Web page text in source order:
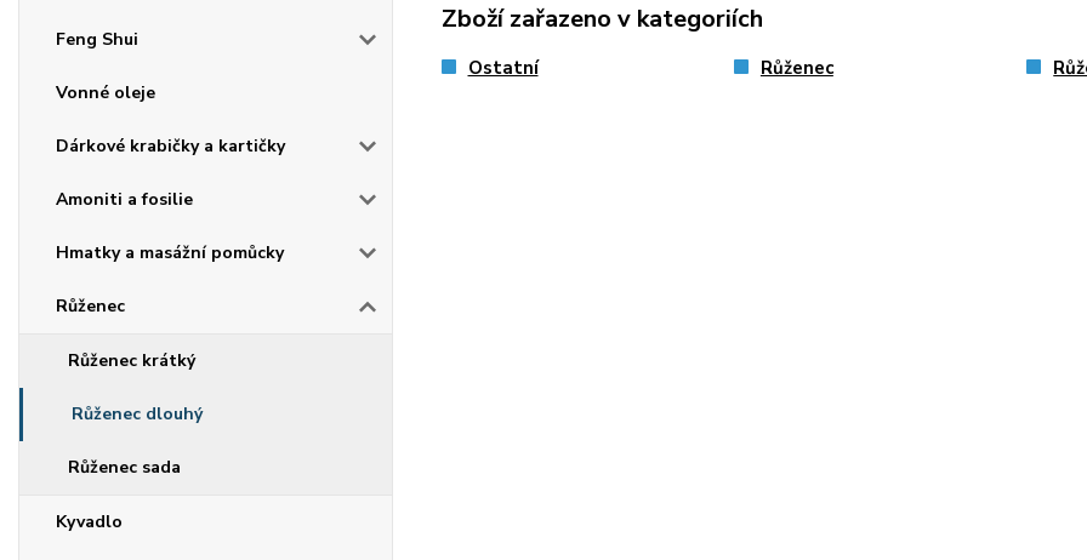
Feng Shui
Vonné oleje
Dárkové krabičky a kartičky
Amoniti a fosilie
Hmatky a masážní pomůcky
Růženec
Růženec krátký
Růženec dlouhý
Růženec sada
Kyvadlo
Zboží zařazeno v kategoriích
Ostatní Růženec